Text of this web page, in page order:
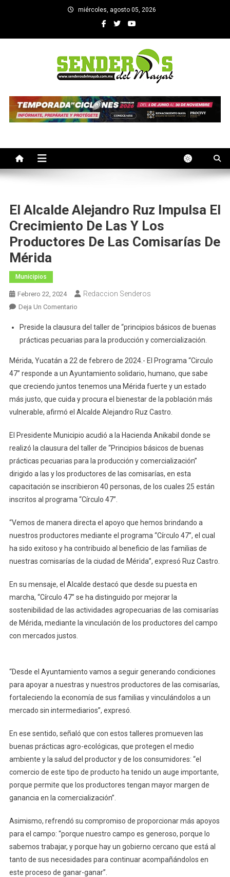
miércoles, agosto 05, 2026
SENDEROS DEL MAYAB
El Alcalde Alejandro Ruz Impulsa El
Crecimiento De Las Y Los
Productores De Las Comisarías De
Mérida
Municipios
Febrero 22, 2024 Redaccion Senderos
Deja Un ComentarioEn
Alcalde
Alejandro
Impulsa
El
Crecimiento
De
Las
Los
Productores
De
Las
Comisarías
De
Preside la clausura del taller de “principios básicos de buenas
prácticas pecuarias para la producción y comercialización.
Mérida, Yucatán a 22 de febrero de 2024.- El Programa “Circulo
47” responde a un Ayuntamiento solidario, humano, que sabe
que creciendo juntos tenemos una Mérida fuerte y un estado
más justo, que cuida y procura el bienestar de la población más
vulnerable, afirmó el Alcalde Alejandro Ruz Castro.
El Presidente Municipio acudió a la Hacienda Anikabil donde se
realizó la clausura del taller de “Principios básicos de buenas
prácticas pecuarias para la producción y comercialización”
dirigido a las y los productores de las comisarías, en esta
capacitación se inscribieron 40 personas, de los cuales 25 están
inscritos al programa “Círculo 47”.
“Vemos de manera directa el apoyo que hemos brindando a
nuestros productores mediante el programa “Círculo 47”, el cual
ha sido exitoso y ha contribuido al beneficio de las familias de
nuestras comisarías de la ciudad de Mérida”, expresó Ruz Castro.
En su mensaje, el Alcalde destacó que desde su puesta en
marcha, “Círculo 47” se ha distinguido por mejorar la
sostenibilidad de las actividades agropecuarias de las comisarías
de Mérida, mediante la vinculación de los productores del campo
con mercados justos.
“Desde el Ayuntamiento vamos a seguir generando condiciones
para apoyar a nuestras y nuestros productores de las comisarías,
fortaleciendo la economía de sus familias y vinculándolos a un
mercado sin intermediarios”, expresó.
En ese sentido, señaló que con estos talleres promueven las
buenas prácticas agro-ecológicas, que protegen el medio
ambiente y la salud del productor y de los consumidores: “el
comercio de este tipo de producto ha tenido un auge importante,
porque permite que los productores tengan mayor margen de
ganancia en la comercialización”.
Asimismo, refrendó su compromiso de proporcionar más apoyos
para el campo: “porque nuestro campo es generoso, porque lo
sabemos trabajar, y porque hay un gobierno cercano que está al
tanto de sus necesidades para continuar acompañándolos en
este proceso de ganar-ganar”.